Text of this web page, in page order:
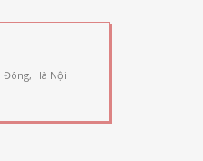
Đông, Hà Nội